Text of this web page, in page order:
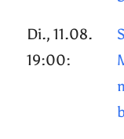
Di., 11.08.
19:00: